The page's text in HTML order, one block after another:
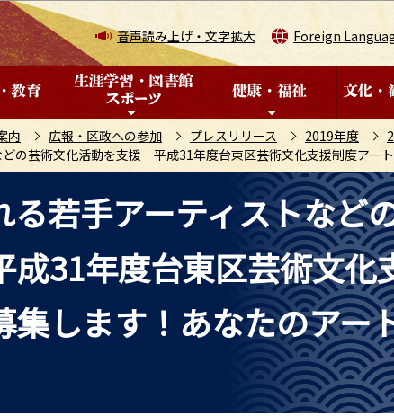
音声読み上げ・文字拡大 Foreign
内 広報・区政への参加 プレスリリース 2019年度
の芸術文化活動を支援 平成31年度台東区芸術文化支援制度アー
る若手アーティストなど
31年度台東区芸術文化
集します！あなたのアー